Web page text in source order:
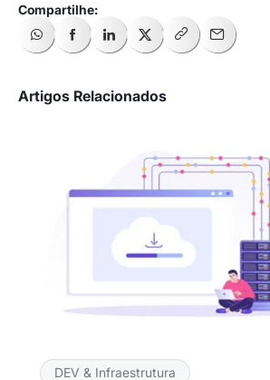
Artigos Relacionados
DEV & Infraestrutura